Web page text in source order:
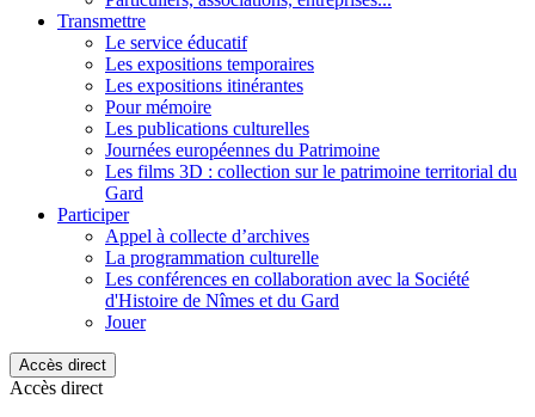
Transmettre
Le service éducatif
Les expositions temporaires
Les expositions itinérantes
Pour mémoire
Les publications culturelles
Journées européennes du Patrimoine
Les films 3D : collection sur le patrimoine territorial du
Gard
Participer
Appel à collecte d’archives
La programmation culturelle
Les conférences en collaboration avec la Société
d'Histoire de Nîmes et du Gard
Jouer
Accès direct
Accès direct